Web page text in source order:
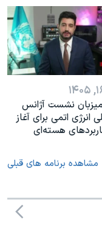
میزبان نشست آژانس
انرژی اتمی برای آغاز
هسته‌ای
مشاهده برنامه های قبلی